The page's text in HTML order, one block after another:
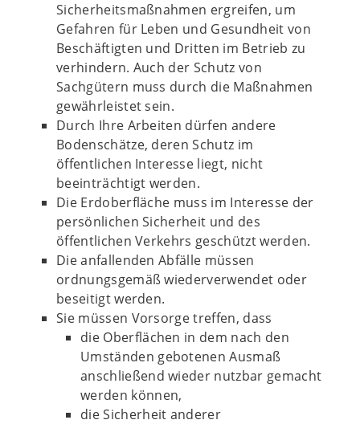
Sicherheitsmaßnahmen ergreifen, um
Gefahren für Leben und Gesundheit von
Beschäftigten und Dritten im Betrieb zu
verhindern. Auch der Schutz von
Sachgütern muss durch die Maßnahmen
gewährleistet sein.
Durch Ihre Arbeiten dürfen andere
Bodenschätze, deren Schutz im
öffentlichen Interesse liegt, nicht
beeinträchtigt werden.
Die Erdoberfläche muss im Interesse der
persönlichen Sicherheit und des
öffentlichen Verkehrs geschützt werden.
Die anfallenden Abfälle müssen
ordnungsgemäß wiederverwendet oder
beseitigt werden.
Sie müssen Vorsorge treffen, dass
die Oberflächen in dem nach den
Umständen gebotenen Ausmaß
anschließend wieder nutzbar gemacht
werden können,
die Sicherheit anderer